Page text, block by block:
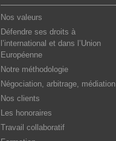
Nos valeurs
Défendre ses droits à
l’international et dans l’Union
Européenne
Notre méthodologie
Négociation, arbitrage, médiation
Nos clients
Les honoraires
Travail collaboratif